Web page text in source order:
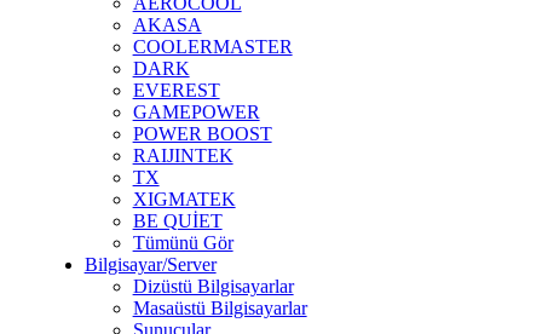
AKASA
COOLERMASTER
DARK
EVEREST
GAMEPOWER
POWER BOOST
RAIJINTEK
TX
XIGMATEK
BE QUİET
Tümünü Gör
Bilgisayar/Server
Dizüstü Bilgisayarlar
Masaüstü Bilgisayarlar
Sunucular